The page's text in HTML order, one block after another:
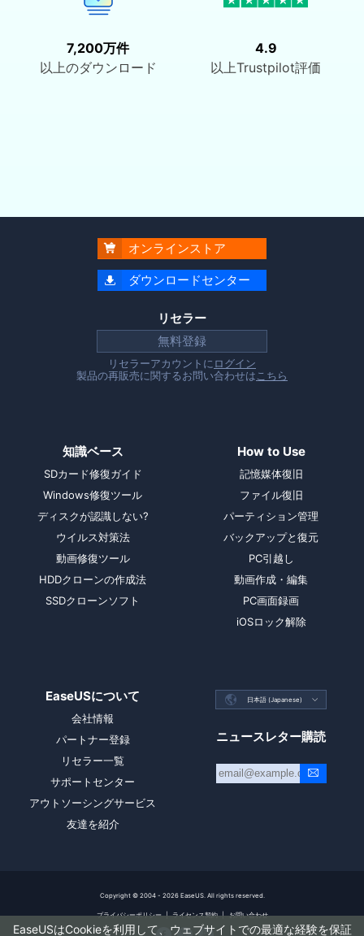
EaseUSはCookieを利用して、ウェブサイトでの最適な経験を保証
7,200万件
以上のダウンロード
4.9
以上Trustpilot評価
 オンラインストア
 ダウンロードセンター
リセラー
無料登録
リセラーアカウントに ログイン
製品の再販売に関するお問い合わせは こちら
知識ベース
SDカード修復ガイド
Windows修復ツール
ディスクが認識しない?
ウイルス対策法
動画修復ツール
HDDクローンの作成法
SSDクローンソフト
How to Use
記憶媒体復旧
ファイル復旧
パーティション管理
バックアップと復元
PC引越し
動画作成・編集
PC画面録画
iOSロック解除
EaseUSについて
会社情報
パートナー登録
リセラー一覧
サポートセンター
アウトソーシングサービス
友達を紹介
 日本語 (Japanese) 
ニュースレター購読
Copyright © 2004 - 2026EaseUS. All rights reserved.
プライバシーポリシー | ライセンス契約 | お問い合わせ